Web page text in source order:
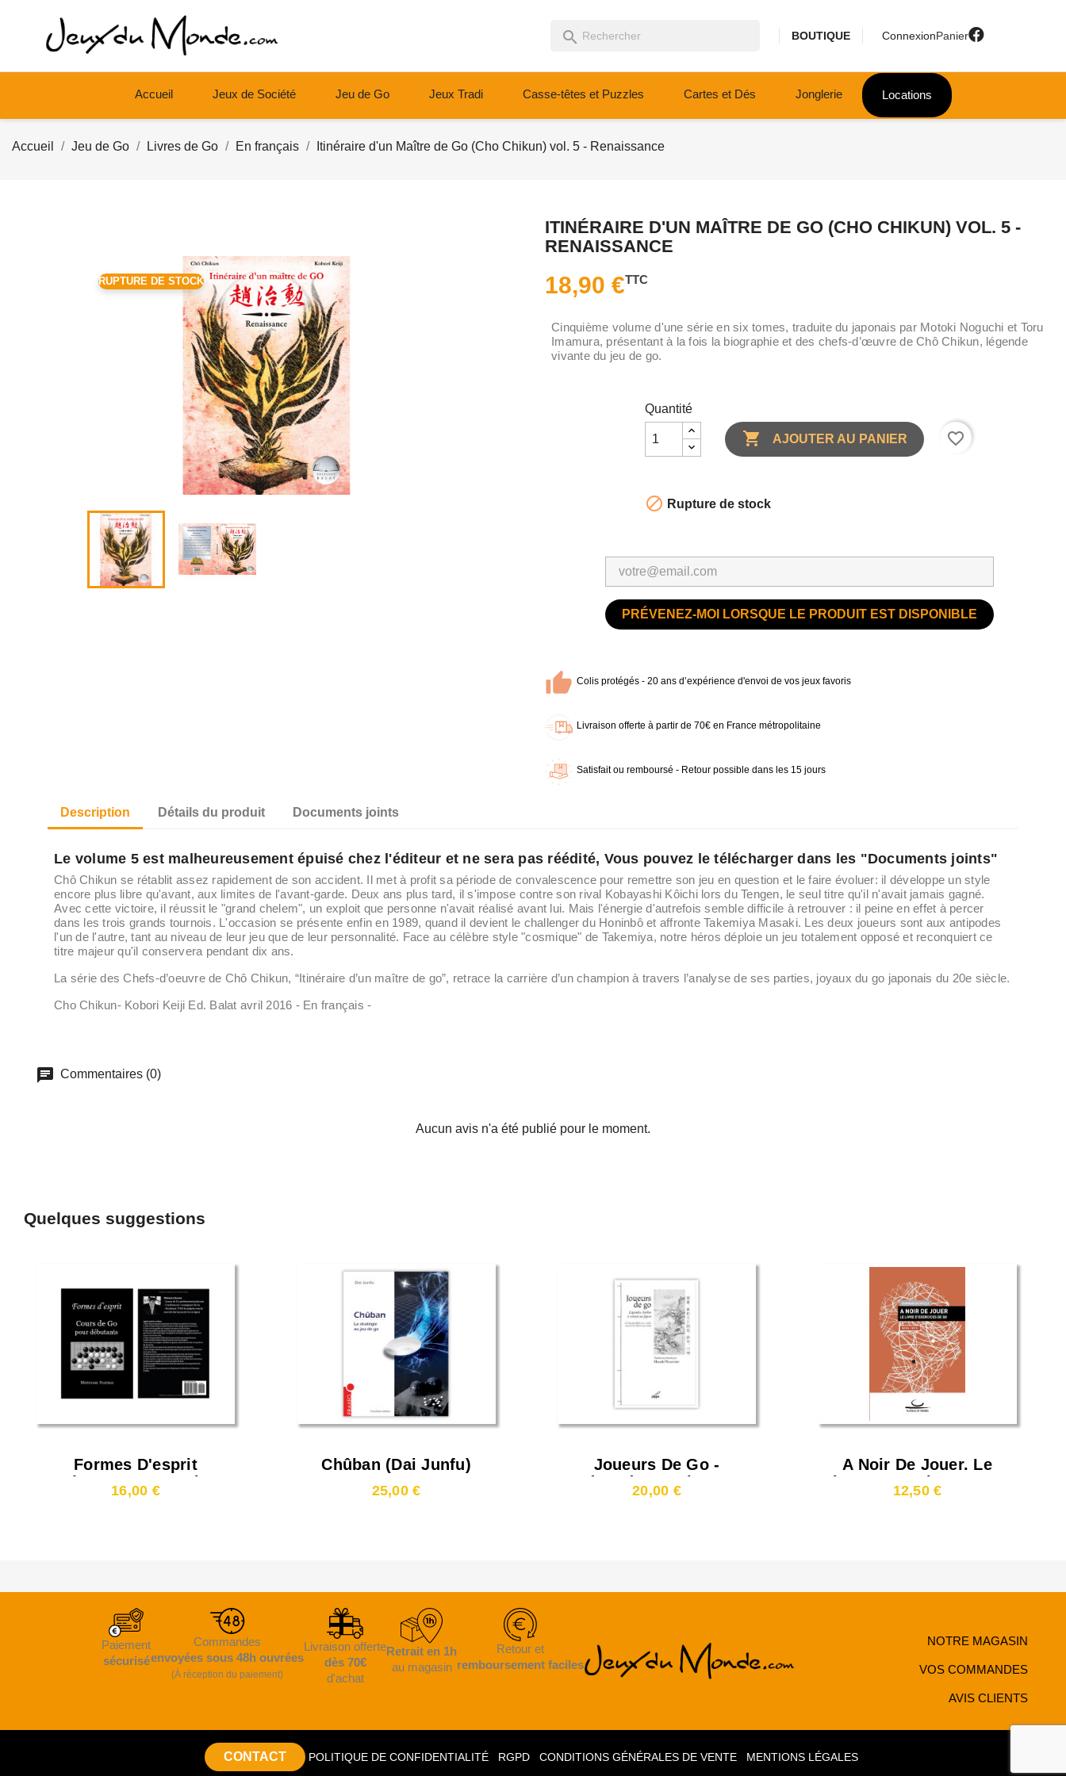
search BOUTIQUE ConnexionPanier
Accueil Jeux de Société Jeu de Go Jeux Tradi Casse-têtes et Puzzles Cartes et Dés Jonglerie Locations
Accueil Jeu de Go Livres de Go En français Itinéraire d'un Maître de Go (Cho Chikun) vol. 5 - Renaissance
RUPTURE DE STOCK
ITINÉRAIRE D'UN MAÎTRE DE GO (CHO CHIKUN) VOL. 5 -
RENAISSANCE
18,90 €TTC
Cinquième volume d'une série en six tomes, traduite du japonais par Motoki Noguchi et Toru
Imamura, présentant à la fois la biographie et des chefs-d’œuvre de Chô Chikun, légende
vivante du jeu de go.
Quantité
 AJOUTER AU PANIER favorite_border
 Rupture de stock
PRÉVENEZ-MOI LORSQUE LE PRODUIT EST DISPONIBLE
Colis protégés - 20 ans d’expérience d'envoi de vos jeux favoris
Livraison offerte à partir de 70€ en France métropolitaine
Satisfait ou remboursé - Retour possible dans les 15 jours
Description Détails du produit Documents joints
Le volume 5 est malheureusement épuisé chez l'éditeur et ne sera pas réédité, Vous pouvez le télécharger dans les "Documents joints"
Chô Chikun se rétablit assez rapidement de son accident. Il met à profit sa période de convalescence pour remettre son jeu en question et le faire évoluer: il développe un style
encore plus libre qu'avant, aux limites de l'avant-garde. Deux ans plus tard, il s'impose contre son rival Kobayashi Kôichi lors du Tengen, le seul titre qu'il n'avait jamais gagné.
Avec cette victoire, il réussit le "grand chelem", un exploit que personne n'avait réalisé avant lui. Mais l'énergie d'autrefois semble difficile à retrouver : il peine en effet à percer
dans les trois grands tournois. L'occasion se présente enfin en 1989, quand il devient le challenger du Honinbô et affronte Takemiya Masaki. Les deux joueurs sont aux antipodes
l'un de l'autre, tant au niveau de leur jeu que de leur personnalité. Face au célèbre style "cosmique" de Takemiya, notre héros déploie un jeu totalement opposé et reconquiert ce
titre majeur qu'il conservera pendant dix ans.
La série des Chefs-d’oeuvre de Chô Chikun, “Itinéraire d’un maître de go”, retrace la carrière d’un champion à travers l’analyse de ses parties, joyaux du go japonais du 20e siècle.
Cho Chikun- Kobori Keiji Ed. Balat avril 2016 - En français -
Commentaires (0)
Aucun avis n'a été publié pour le moment.
Quelques suggestions
Formes D'esprit
(Mateusz Surma)
16,00 €
Chûban (Dai Junfu)
25,00 €
Joueurs De Go -
Légendes, Haïkus Et
Senryü Au Japon
20,00 €
A Noir De Jouer. Le
Livre D'Exercices De Go
(5-1 Kyu)
12,50 €
Paiement
sécurisé
Commandes
envoyées sous 48h ouvrées
(À réception du paiement)
Livraison offerte
dès 70€
d'achat
Retrait en 1h
au magasin
Retour et
remboursement faciles
NOTRE MAGASIN
VOS COMMANDES
AVIS CLIENTS
CONTACT POLITIQUE DE CONFIDENTIALITÉ RGPD CONDITIONS GÉNÉRALES DE VENTE MENTIONS LÉGALES